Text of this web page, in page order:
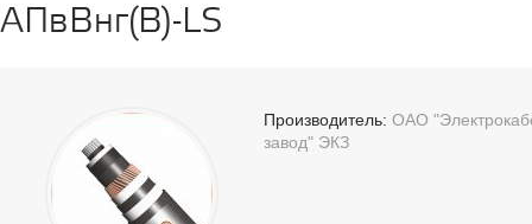
АПвВнг(В)-LS
Производитель: ОАО
завод" ЭКЗ